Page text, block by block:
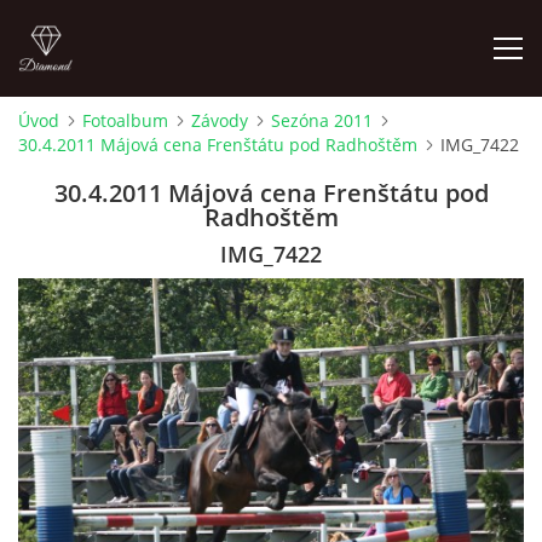
ÚVOD
KONTAKT
SLUŽBY
JEŽDĚNÍ PRO VEŘEJNOST
FOTOALBUM
Úvod Fotoalbum Závody
Sezóna 2011
30.4.2011 Májová cena Frenštátu pod Radhoštěm
IMG_7422
30.4.2011 Májová cena Frenštátu pod
Radhoštěm
IMG_7422